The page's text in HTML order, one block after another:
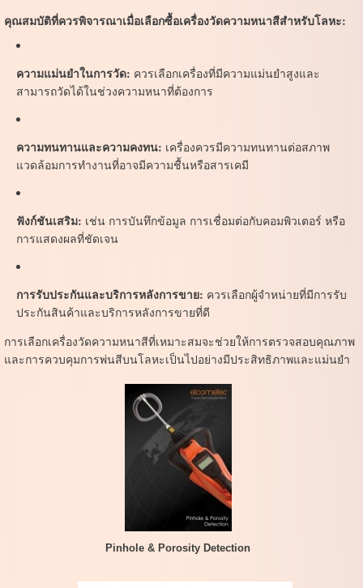
คุณสมบัติที่ควรพิจารณาเมื่อเลือกซื้อเครื่องวัดความหนาสีสำหรับโลหะ:
ความแม่นยำในการวัด: ควรเลือกเครื่องที่มีความแม่นยำสูงและ
สามารถวัดได้ในช่วงความหนาที่ต้องการ
ความทนทานและความคงทน: เครื่องควรมีความทนทานต่อสภาพ
แวดล้อมการทำงานที่อาจมีความชื้นหรือสารเคมี
ฟังก์ชันเสริม: เช่น การบันทึกข้อมูล การเชื่อมต่อกับคอมพิวเตอร์ หรือ
การแสดงผลที่ชัดเจน
การรับประกันและบริการหลังการขาย: ควรเลือกผู้จำหน่ายที่มีการรับ
ประกันสินค้าและบริการหลังการขายที่ดี
การเลือกเครื่องวัดความหนาสีที่เหมาะสมจะช่วยให้การตรวจสอบคุณภาพ
และการควบคุมการพ่นสีบนโลหะเป็นไปอย่างมีประสิทธิภาพและแม่นยำ
Pinhole & Porosity Detection